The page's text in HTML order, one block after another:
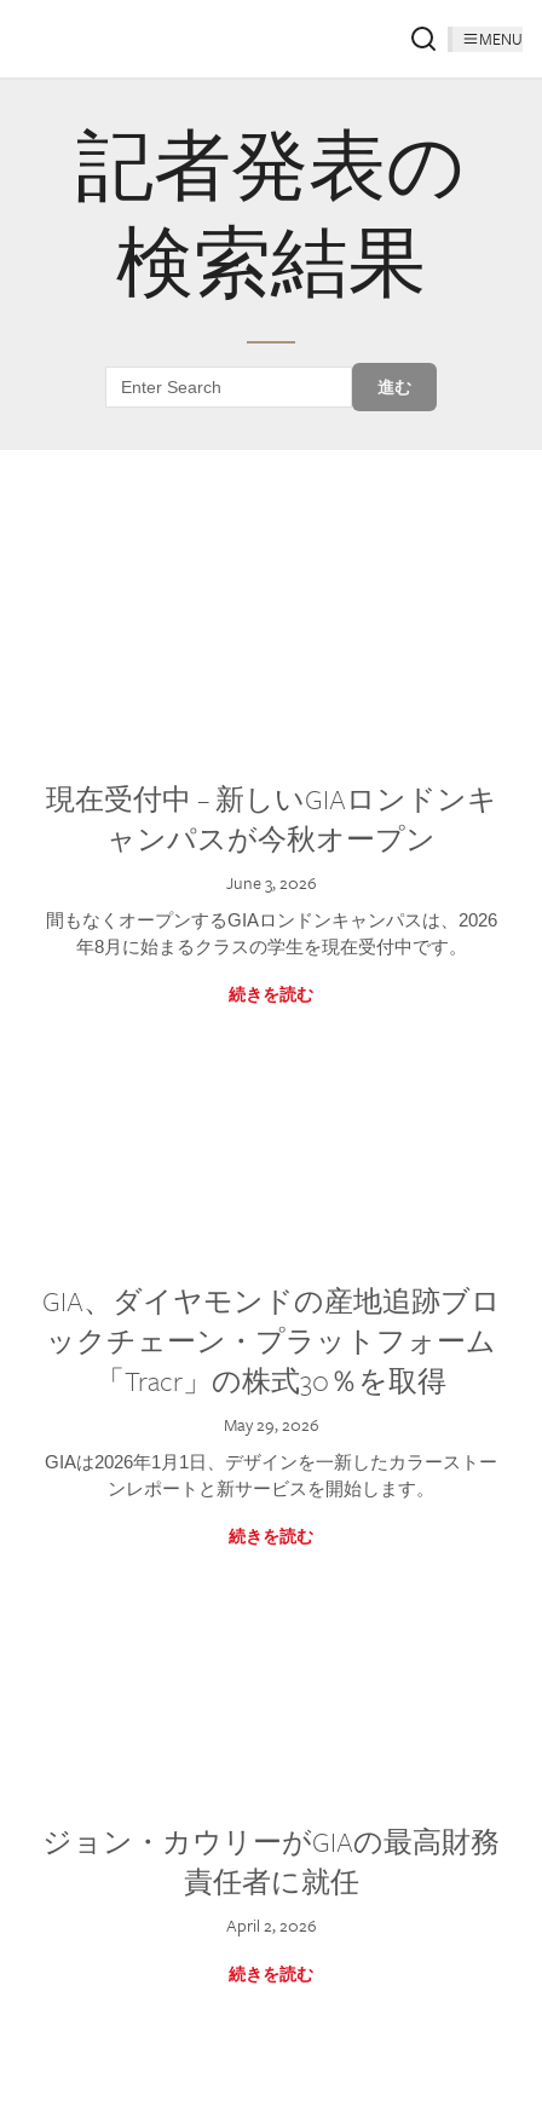
MENU
記者発表の
検索結果
進む
現在受付中 – 新しいGIAロンドンキ
ャンパスが今秋オープン
June 3, 2026
間もなくオープンするGIAロンドンキャンパスは、2026
年8月に始まるクラスの学生を現在受付中です。
続きを読む
GIA、ダイヤモンドの産地追跡ブロ
ックチェーン・プラットフォーム
「Tracr」の株式30％を取得
May 29, 2026
GIAは2026年1月1日、デザインを一新したカラーストー
ンレポートと新サービスを開始します。
続きを読む
ジョン・カウリーがGIAの最高財務
責任者に就任
April 2, 2026
続きを読む